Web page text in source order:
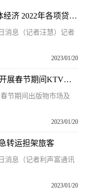
焦点要闻：海南：金融“活水”服务实体经济 2022年各项贷款新增483.24亿元
消息（记者汪慧）记者
2023/01/20
网络中国节·春节丨琼海市多部门联合开展春节期间KTV娱乐场所专项检查
节期间出版物市场及
2023/01/20
转运担架旅客
消息（记者利声富通讯
2023/01/20